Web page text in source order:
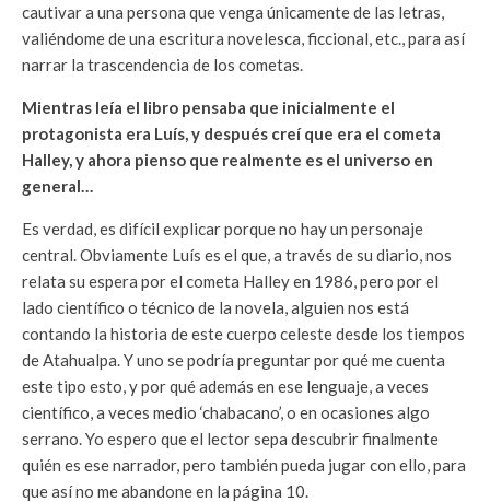
cautivar a una persona que venga únicamente de las letras,
valiéndome de una escritura novelesca, ficcional, etc., para así
narrar la trascendencia de los cometas.
Mientras leía el libro pensaba que inicialmente el
protagonista era Luís, y después creí que era el cometa
Halley, y ahora pienso que realmente es el universo en
general…
Es verdad, es difícil explicar porque no hay un personaje
central. Obviamente Luís es el que, a través de su diario, nos
relata su espera por el cometa Halley en 1986, pero por el
lado científico o técnico de la novela, alguien nos está
contando la historia de este cuerpo celeste desde los tiempos
de Atahualpa. Y uno se podría preguntar por qué me cuenta
este tipo esto, y por qué además en ese lenguaje, a veces
científico, a veces medio ‘chabacano’, o en ocasiones algo
serrano. Yo espero que el lector sepa descubrir finalmente
quién es ese narrador, pero también pueda jugar con ello, para
que así no me abandone en la página 10.